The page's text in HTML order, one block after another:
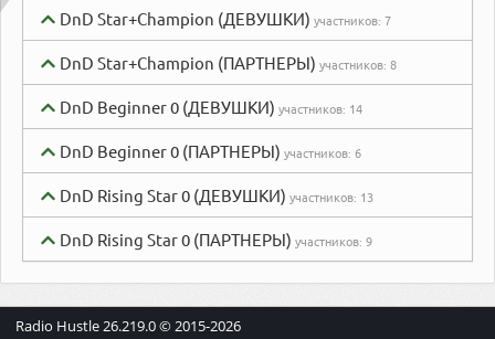
DnD Star+Champion (ДЕВУШКИ) участников: 7
DnD Star+Champion (ПАРТНЕРЫ) участников: 8
DnD Beginner 0 (ДЕВУШКИ) участников: 14
DnD Beginner 0 (ПАРТНЕРЫ) участников: 6
DnD Rising Star 0 (ДЕВУШКИ) участников: 13
DnD Rising Star 0 (ПАРТНЕРЫ) участников: 9
Radio Hustle26.219.0© 2015-2026